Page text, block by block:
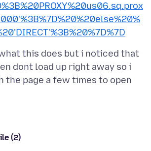
this does but i noticed that
dont load up right away so i
the page a few times to open
(2)